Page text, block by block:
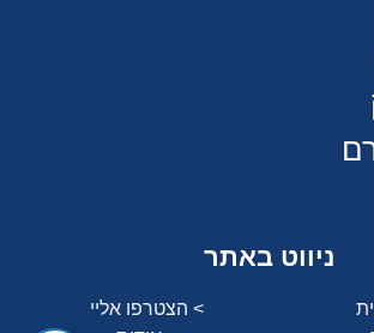
ניווט באתר
> הצטרפו אליי